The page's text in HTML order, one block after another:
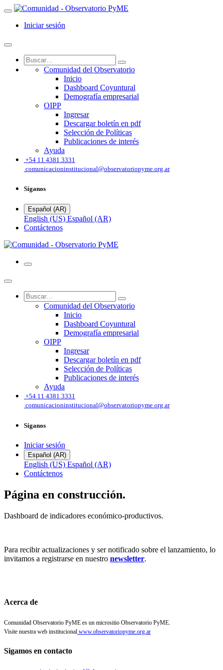
Iniciar sesión
Comunidad del Observatorio
Inicio
Dashboard Coyuntural
Demografía empresarial
OIPP
Ingresar
Descargar boletín en pdf
Selección de Políticas
Publicaciones de interés
Ayuda
+54 11 4381 3331
comunicacioninstitucional@observatoriopyme.org.ar
Síganos
Español (AR)
English (US) Español (AR)
Contáctenos
Comunidad del Observatorio
Inicio
Dashboard Coyuntural
Demografía empresarial
OIPP
Ingresar
Descargar boletín en pdf
Selección de Políticas
Publicaciones de interés
Ayuda
+54 11 4381 3331
comunicacioninstitucional@observatoriopyme.org.ar
Síganos
Iniciar sesión
Español (AR)
English (US) Español (AR)
Contáctenos
Página en construcción.
Dashboard de indicadores económico-productivos.
Para recibir actualizaciones y ser notificado sobre el lanzamiento, lo
invitamos a registrarse en nuestro newsletter.
Acerca de
Comunidad Observatorio PyME es un micrositio Observatorio PyME.
Visite nuestra web institucional www.observatoriopyme.org.ar
Sigamos en contacto